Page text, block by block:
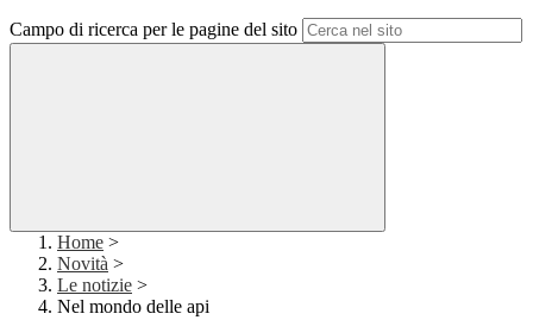
Campo di ricerca per le pagine del sito
Home >
Novità >
Le notizie >
Nel mondo delle api